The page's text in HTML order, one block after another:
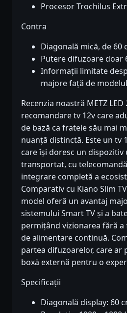
Procesor Trochilus
Contra
Diagonală mică, de 60
Putere difuzoare doar
Informații limitate
majore față de
Recenzia noastră METZ
recomandare tv 12v care
de bază ca fratele său mai
nuanță distinctă. Este un tv
care își doresc un dispozitiv
transportat, cu
integrare completă a
Comparativ cu Kiano Slim
model oferă un avantaj
sistemului Smart TV și a
permițând vizionarea fără a
de alimentare continuă.
partea difuzoarelor, care ar
boxă externă pentru o
Specificații
Diagonală display: 60